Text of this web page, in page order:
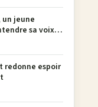
jeune
sa voix à
redonne espoir